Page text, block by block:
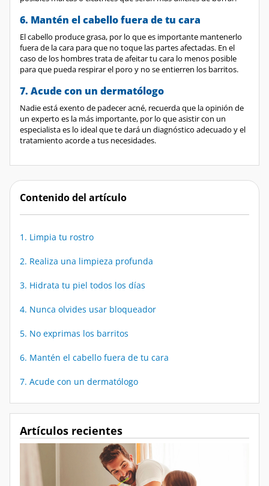
6. Mantén el cabello fuera de tu cara
El cabello produce grasa, por lo que es importante mantenerlo
fuera de la cara para que no toque las partes afectadas. En el
caso de los hombres trata de afeitar tu cara lo menos posible
para que pueda respirar el poro y no se entierren los barritos.
7. Acude con un dermatólogo
Nadie está exento de padecer acné, recuerda que la opinión de
un experto es la más importante, por lo que asistir con un
especialista es lo ideal que te dará un diagnóstico adecuado y el
tratamiento acorde a tus necesidades.
Contenido del artículo
1. Limpia tu rostro
2. Realiza una limpieza profunda
3. Hidrata tu piel todos los días
4. Nunca olvides usar bloqueador
5. No exprimas los barritos
6. Mantén el cabello fuera de tu cara
7. Acude con un dermatólogo
Artículos recientes